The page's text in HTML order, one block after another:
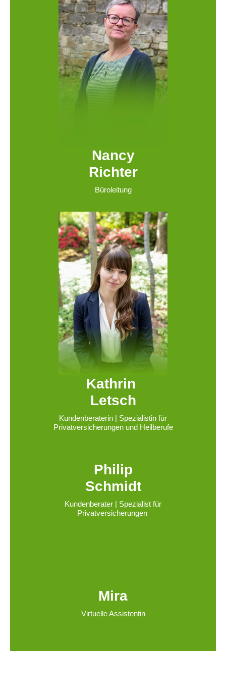
Nancy
Richter
Büroleitung
Kathrin
Letsch
Kundenberaterin | Spezialistin für
Privatversicherungen und Heilberufe
Philip
Schmidt
Kundenberater | Spezialist für
Privatversicherungen
Mira
Virtuelle Assistentin